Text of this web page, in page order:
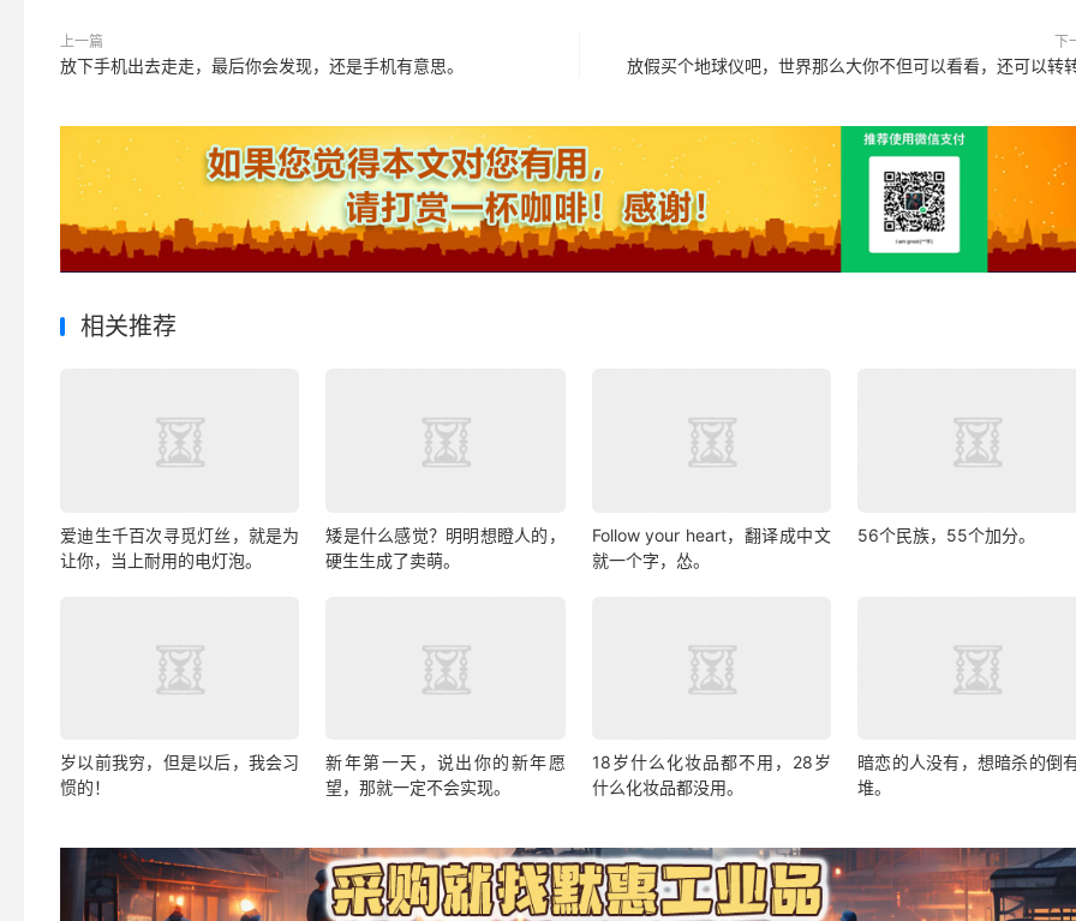
上一篇
放下手机出去走走，最后你会发现，还是手机有意思。
下
放假买个地球仪吧，世界那么大你不但可以看看，还可以转
相关推荐
爱迪生千百次寻觅灯丝，就是为
让你，当上耐用的电灯泡。
矮是什么感觉？明明想瞪人的，
硬生生成了卖萌。
Follow your heart，翻译成中文
就一个字，怂。
56个民族，55个加分。
岁以前我穷，但是以后，我会习
惯的！
新年第一天，说出你的新年愿
望，那就一定不会实现。
18岁什么化妆品都不用，28岁
什么化妆品都没用。
暗恋的人没有，想暗杀的倒
堆。